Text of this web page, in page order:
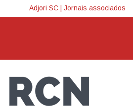
Adjori SC Jornais associados